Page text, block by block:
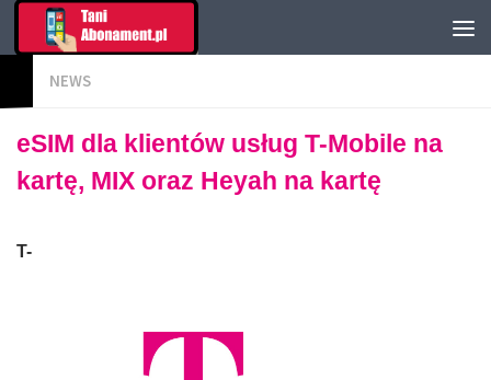
NEWS
eSIM dla klientów usług T-Mobile na
kartę, MIX oraz Heyah na kartę
T-